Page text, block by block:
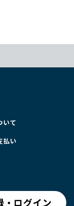
いて
払い
・ログイン